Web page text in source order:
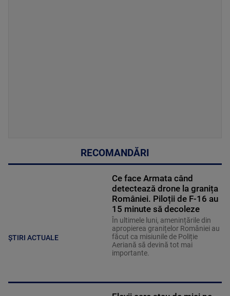
RECOMANDĂRI
ȘTIRI ACTUALE
Ce face Armata când
detectează drone la granița
României. Piloții de F-16 au
15 minute să decoleze
În ultimele luni, amenințările din
apropierea granițelor României au
făcut ca misiunile de Poliție
Aeriană să devină tot mai
importante.